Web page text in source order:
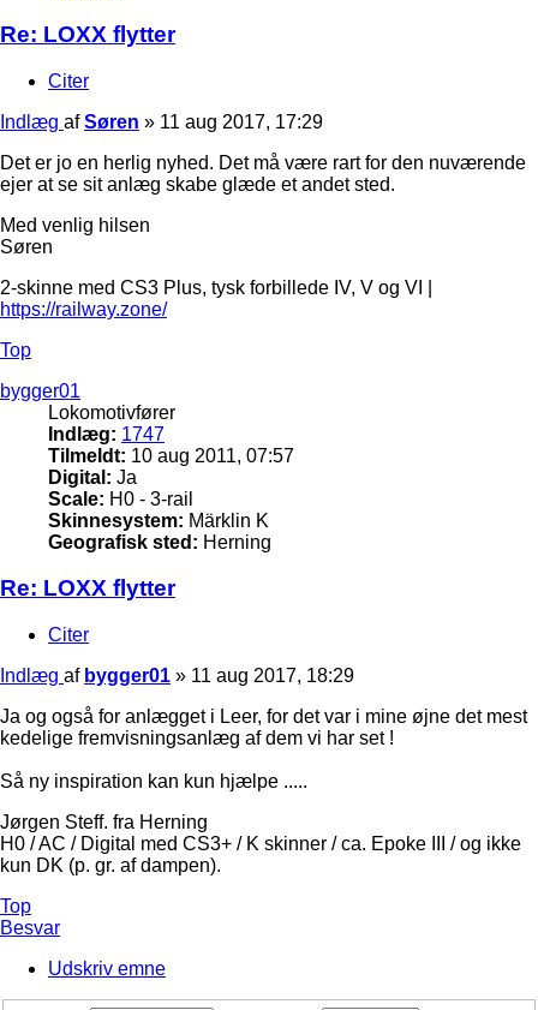
Re: LOXX flytter
Citer
Indlæg afSøren » 11 aug 2017, 17:29
Det er jo en herlig nyhed. Det må være rart for den nuværende
ejer at se sit anlæg skabe glæde et andet sted.
Med venlig hilsen
Søren
2-skinne med CS3 Plus, tysk forbillede IV, V og VI |
https://railway.zone/
Top
bygger01
Lokomotivfører
Indlæg: 1747
Tilmeldt: 10 aug 2011, 07:57
Digital: Ja
Scale: H0 - 3-rail
Skinnesystem: Märklin K
Geografisk sted: Herning
Re: LOXX flytter
Citer
Indlæg af bygger01 » 11 aug 2017, 18:29
Ja og også for anlægget i Leer, for det var i mine øjne det mest
kedelige fremvisningsanlæg af dem vi har set !
Så ny inspiration kan kun hjælpe .....
Jørgen Steff. fra Herning
H0 / AC / Digital med CS3+ / K skinner / ca. Epoke III / og ikke
kun DK (p. gr. af dampen).
Top
Besvar
Udskriv emne